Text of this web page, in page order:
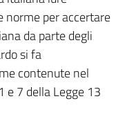
norme per accertare
da parte degli
si fa
contenute nel
e 7 della Legge 13